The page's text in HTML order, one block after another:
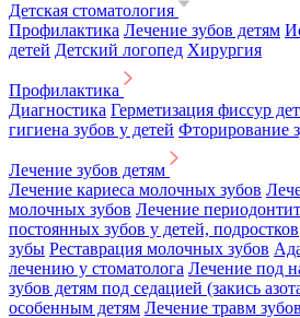
Детская стоматология
Профилактика Лечение зубов детям
детей Детский логопед Хирургия
Профилактика
Диагностика Герметизация фиссур
гигиена зубов у детей Фторирование
Лечение зубов детям
Лечение кариеса молочных зубов
молочных зубов Лечение
постоянных зубов у детей, подростков
зубы Реставрация молочных зубов
лечению у стоматолога Лечение под
зубов детям под седацией (закись
особенным детям Лечение травм